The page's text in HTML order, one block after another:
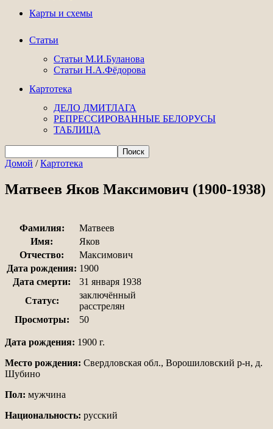
Карты и схемы
Статьи
Статьи М.И.Буланова
Статьи Н.А.Фёдорова
Картотека
ДЕЛО ДМИТЛАГА
РЕПРЕССИРОВАННЫЕ БЕЛОРУСЫ
ТАБЛИЦА
Домой / Картотека
Матвеев Яков Максимович (1900-1938)
Фамилия:
Матвеев
Имя:
Яков
Отчество:
Максимович
Дата рождения: 1900
Дата смерти:
31 января 1938
Статус:
заключённый
расстрелян
Просмотры:
50
Дата рождения: 1900 г.
Место рождения: Свердловская обл., Ворошиловский р-н, д.
Шубино
Пол: мужчина
Национальность: русский